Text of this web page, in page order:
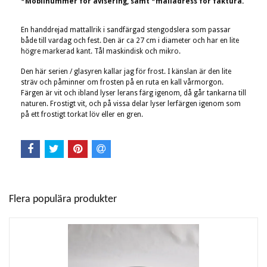
En handdrejad mattallrik i sandfärgad stengodslera som passar
både till vardag och fest. Den är ca 27 cm i diameter och har en lite
högre markerad kant. Tål maskindisk och mikro.
Den här serien / glasyren kallar jag för frost. I känslan är den lite
sträv och påminner om frosten på en ruta en kall vårmorgon.
Färgen är vit och ibland lyser lerans färg igenom, då går tankarna till
naturen. Frostigt vit, och på vissa delar lyser lerfärgen igenom som
på ett frostigt torkat löv eller en gren.
Flera populära produkter